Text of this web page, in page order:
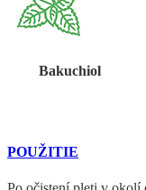
Bakuchiol
POUŽITIE